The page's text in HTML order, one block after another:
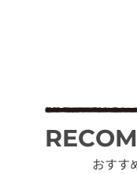
おすす